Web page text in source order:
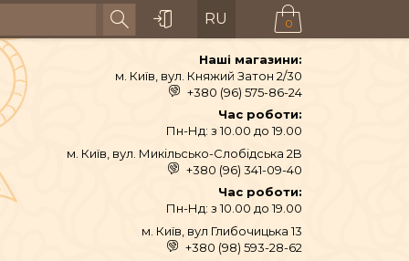
RU 0
Наші магазини:
м. Київ, вул. Княжий Затон 2/30
+380 (96) 575-86-24
Час роботи:
Пн-Нд: з 10.00 до 19.00
м. Київ, вул. Микільсько-Слобідська 2B
+380 (96) 341-09-40
Час роботи:
Пн-Нд: з 10.00 до 19.00
м. Київ, вул Глибочицька 13
+380 (98) 593-28-62